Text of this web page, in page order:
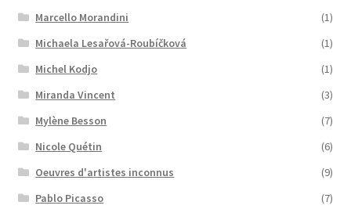
Marcello Morandini
(1)
Michaela Lesařová-Roubíčková
(1)
Michel Kodjo
(1)
Miranda Vincent
(3)
Mylène Besson
(7)
Nicole Quétin
(6)
Oeuvres d'artistes inconnus
(9)
Pablo Picasso
(7)